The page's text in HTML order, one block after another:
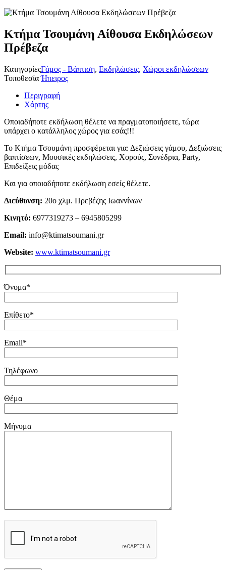
Κτήμα Τσουμάνη Αίθουσα Εκδηλώσεων
Πρέβεζα
ΚατηγορίεςΓάμος - Βάπτιση, Εκδηλώσεις, Χώροι εκδηλώσεων
ΤοποθεσίαΉπειρος
Περιγραφή
Χάρτης
Οποιαδήποτε εκδήλωση θέλετε να πραγματοποιήσετε, τώρα
υπάρχει ο κατάλληλος χώρος για εσάς!!!
Το Κτήμα Τσουμάνη προσφέρεται για: Δεξιώσεις γάμου, Δεξιώσεις
βαπτίσεων, Μουσικές εκδηλώσεις, Χορούς, Συνέδρια, Party,
Επιδείξεις μόδας
Και για οποιαδήποτε εκδήλωση εσείς θέλετε.
Διεύθυνση: 20ο χλμ. Πρεβέζης Ιωαννίνων
Κινητό: 6977319273 – 6945805299
Email: info@ktimatsoumani.gr
Website: www.ktimatsoumani.gr
Όνομα*
Επίθετο*
Email*
Τηλέφωνο
Θέμα
Μήνυμα